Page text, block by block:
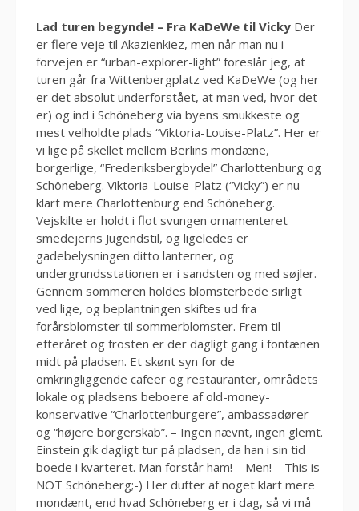
Lad turen begynde! – Fra KaDeWe til Vicky Der
er flere veje til Akazienkiez, men når man nu i
forvejen er “urban-explorer-light” foreslår jeg, at
turen går fra Wittenbergplatz ved KaDeWe (og her
er det absolut underforstået, at man ved, hvor det
er) og ind i Schöneberg via byens smukkeste og
mest velholdte plads “Viktoria-Louise-Platz”. Her er
vi lige på skellet mellem Berlins mondæne,
borgerlige, “Frederiksbergbydel” Charlottenburg og
Schöneberg. Viktoria-Louise-Platz (“Vicky”) er nu
klart mere Charlottenburg end Schöneberg.
Vejskilte er holdt i flot svungen ornamenteret
smedejerns Jugendstil, og ligeledes er
gadebelysningen ditto lanterner, og
undergrundsstationen er i sandsten og med søjler.
Gennem sommeren holdes blomsterbede sirligt
ved lige, og beplantningen skiftes ud fra
forårsblomster til sommerblomster. Frem til
efteråret og frosten er der dagligt gang i fontænen
midt på pladsen. Et skønt syn for de
omkringliggende cafeer og restauranter, områdets
lokale og pladsens beboere af old-money-
konservative “Charlottenburgere”, ambassadører
og “højere borgerskab”. – Ingen nævnt, ingen glemt.
Einstein gik dagligt tur på pladsen, da han i sin tid
boede i kvarteret. Man forstår ham! – Men! – This is
NOT Schöneberg;-) Her dufter af noget klart mere
mondænt, end hvad Schöneberg er i dag, så vi må